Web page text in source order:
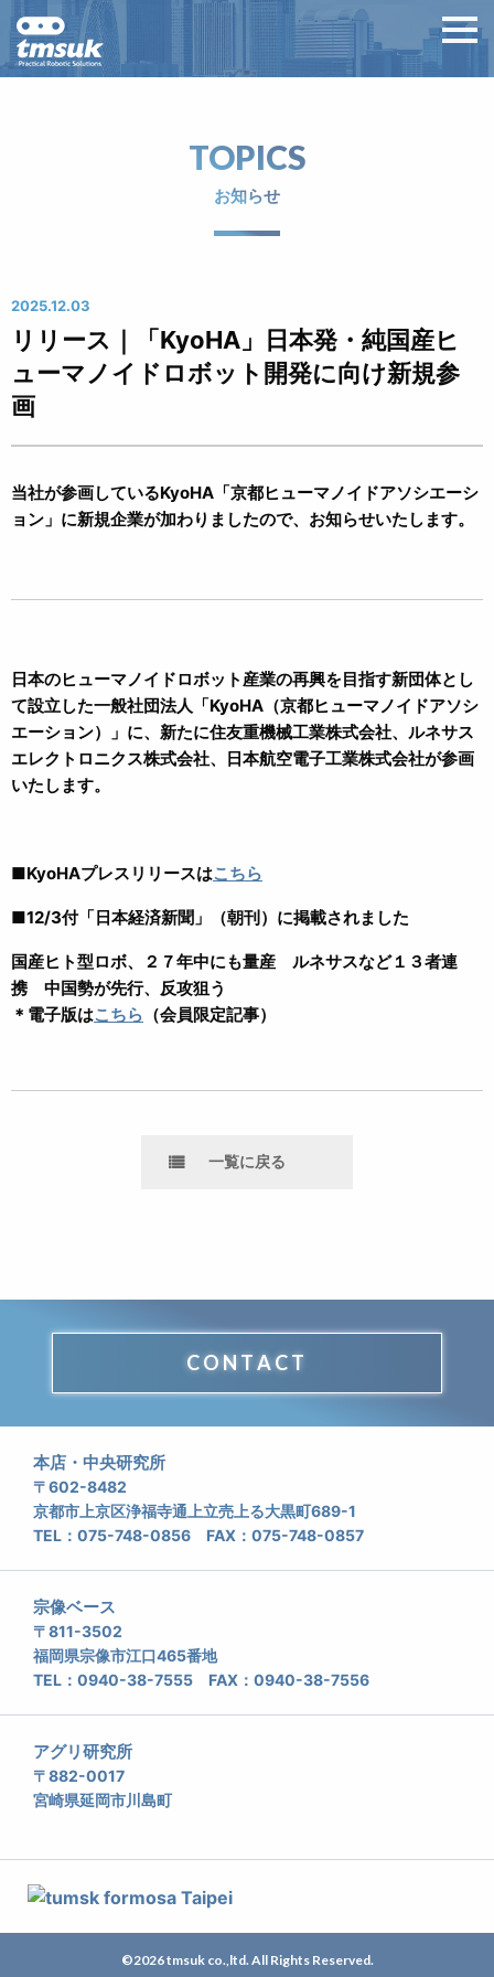
TOPICS
お知らせ
2025.12.03
リリース｜「KyoHA」日本発・純国産ヒ
ューマノイドロボット開発に向け新規参
画
当社が参画しているKyoHA「京都ヒューマノイドアソシエーシ
ョン」に新規企業が加わりましたので、お知らせいたします。
日本のヒューマノイドロボット産業の再興を目指す新団体とし
て設立した一般社団法人「KyoHA（京都ヒューマノイドアソシ
エーション）」に、新たに住友重機械工業株式会社、ルネサス
エレクトロニクス株式会社、日本航空電子工業株式会社が参画
いたします。
■KyoHAプレスリリースはこちら
■12/3付「日本経済新聞」（朝刊）に掲載されました
国産ヒト型ロボ、２７年中にも量産 ルネサスなど１３者連
携 中国勢が先行、反攻狙う
＊電子版はこちら （会員限定記事）
一覧に戻る
CONTACT
本店・中央研究所
〒602-8482
京都市上京区浄福寺通上立売上る大黒町689-1
TEL：075-748-0856 FAX：075-748-0857
宗像ベース
〒811-3502
福岡県宗像市江口465番地
TEL：0940-38-7555 FAX：0940-38-7556
アグリ研究所
〒882-0017
宮崎県延岡市川島町
©2026 tmsuk co.,ltd. All Rights Reserved.